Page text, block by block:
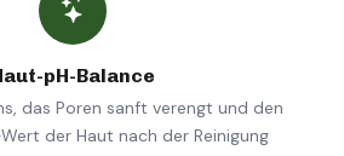
pH-Balance
das Poren sanft verengt und den
der Haut nach der Reinigung